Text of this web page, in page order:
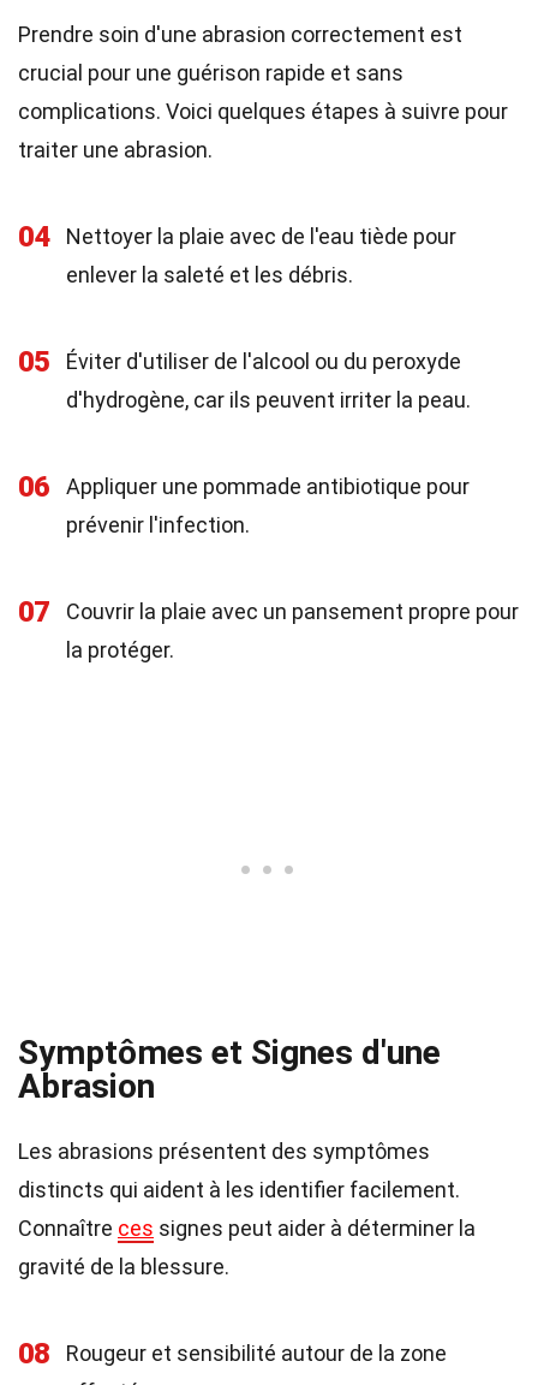
Prendre soin d'une abrasion correctement est
crucial pour une guérison rapide et sans
complications. Voici quelques étapes à suivre pour
traiter une abrasion.
04
Nettoyer la plaie avec de l'eau tiède pour
enlever la saleté et les débris.
05
Éviter d'utiliser de l'alcool ou du peroxyde
d'hydrogène, car ils peuvent irriter la peau.
06
Appliquer une pommade antibiotique pour
prévenir l'infection.
07
Couvrir la plaie avec un pansement propre pour
la protéger.
Symptômes et Signes d'une
Abrasion
Les abrasions présentent des symptômes
distincts qui aident à les identifier facilement.
Connaître ces signes peut aider à déterminer la
gravité de la blessure.
08
Rougeur et sensibilité autour de la zone